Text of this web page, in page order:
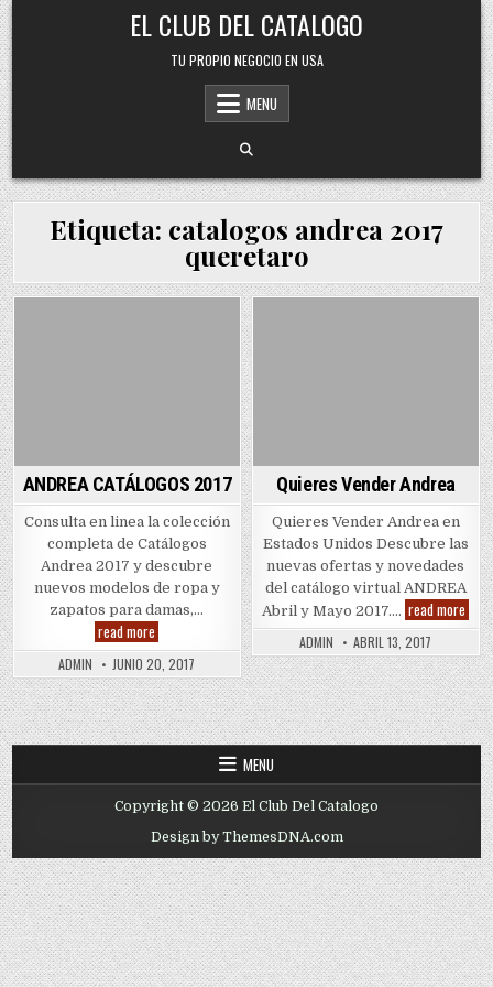
Skip
to
content
EL CLUB DEL CATALOGO
TU PROPIO NEGOCIO EN USA
MENU
Etiqueta: catalogos andrea 2017
queretaro
ANDREA CATÁLOGOS 2017
Consulta en linea la colección
completa de Catálogos
Andrea 2017 y descubre
nuevos modelos de ropa y
zapatos para damas,…
read more
CATÁLOGOS
2017
ADMIN JUNIO 20, 2017
Quieres Vender Andrea
Quieres Vender Andrea en
Estados Unidos Descubre las
nuevas ofertas y novedades
del catálogo virtual ANDREA
Abril y Mayo 2017…. read more
ADMIN ABRIL 13, 2017
MENU
Copyright © 2026 El Club Del Catalogo
Design by ThemesDNA.com